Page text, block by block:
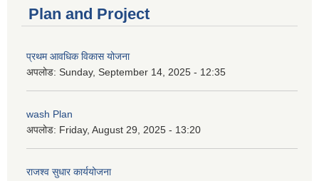
Plan and Project
प्रथम आवधिक विकास योजना
अपलोड: Sunday, September 14, 2025 - 12:35
wash Plan
अपलोड: Friday, August 29, 2025 - 13:20
राजश्व सुधार कार्ययोजना